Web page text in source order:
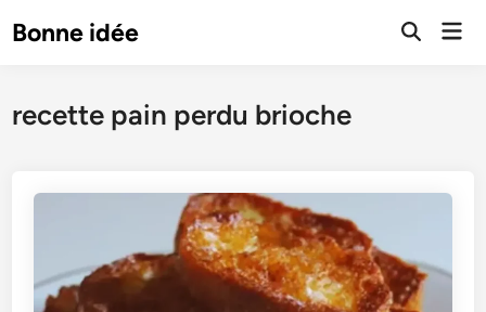
toBonne idée
Open
recette pain perdu brioche